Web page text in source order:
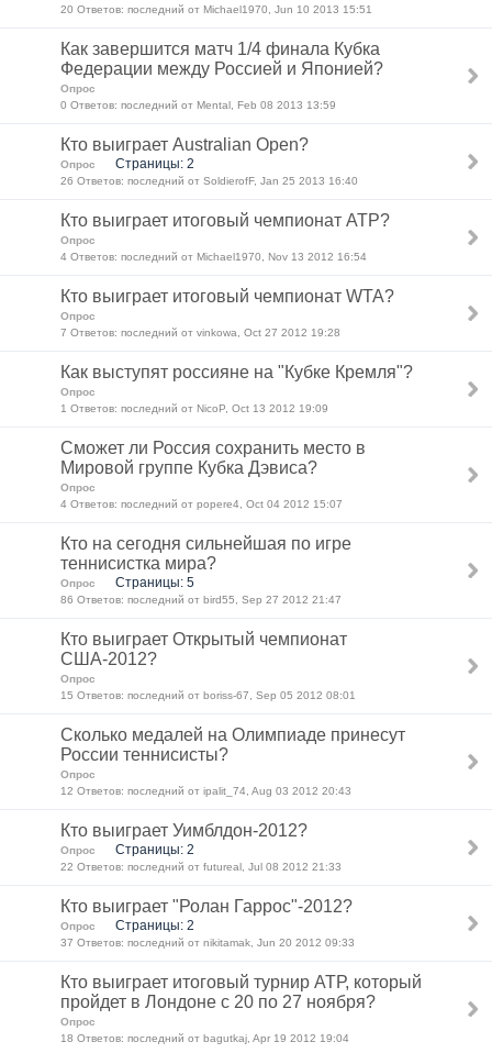
20 Ответов: последний от Michael1970, Jun 10 2013 15:51
Как завершится матч 1/4 финала Кубка
Федерации между Россией и Японией?
Опрос
0 Ответов: последний от Mental, Feb 08 2013 13:59
Кто выиграет Australian Open?
Опрос Страницы: 2
26 Ответов: последний от SoldierofF, Jan 25 2013 16:40
Кто выиграет итоговый чемпионат ATP?
Опрос
4 Ответов: последний от Michael1970, Nov 13 2012 16:54
Кто выиграет итоговый чемпионат WTA?
Опрос
7 Ответов: последний от vinkowa, Oct 27 2012 19:28
Как выступят россияне на "Кубке Кремля"?
Опрос
1 Ответов: последний от NicoP, Oct 13 2012 19:09
Сможет ли Россия сохранить место в
Мировой группе Кубка Дэвиса?
Опрос
4 Ответов: последний от popere4, Oct 04 2012 15:07
Кто на сегодня сильнейшая по игре
теннисистка мира?
Опрос Страницы: 5
86 Ответов: последний от bird55, Sep 27 2012 21:47
Кто выиграет Открытый чемпионат
США-2012?
Опрос
15 Ответов: последний от boriss-67, Sep 05 2012 08:01
Сколько медалей на Олимпиаде принесут
России теннисисты?
Опрос
12 Ответов: последний от ipalit_74, Aug 03 2012 20:43
Кто выиграет Уимблдон-2012?
Опрос Страницы: 2
22 Ответов: последний от futureal, Jul 08 2012 21:33
Кто выиграет "Ролан Гаррос"-2012?
Опрос Страницы: 2
37 Ответов: последний от nikitamak, Jun 20 2012 09:33
Кто выиграет итоговый турнир АТР, который
пройдет в Лондоне с 20 по 27 ноября?
Опрос
18 Ответов: последний от bagutkaj, Apr 19 2012 19:04